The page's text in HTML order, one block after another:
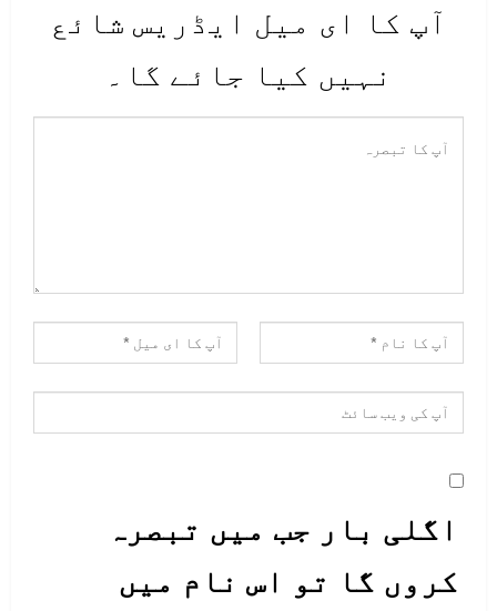
آپ کا ای میل ایڈریس شائع
نہیں کیا جائے گا۔
اگلی بار جب میں تبصرہ
کروں گا تو اس نام میں